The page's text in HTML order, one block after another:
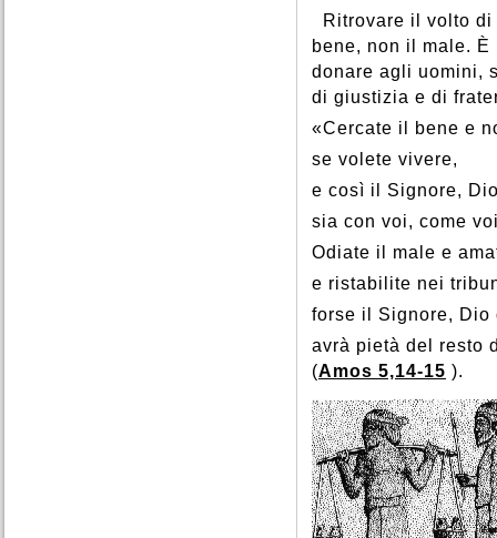
Ritrovare il volto
bene, non il male.
donare agli uomini,
di giustizia e di
«Cercate il bene e
se volete vivere,
e così il Signore,
sia con voi, come
Odiate il male e
e ristabilite nei
forse il Signore, Dio
avrà pietà del resto
(Amos 5,14-15 ).